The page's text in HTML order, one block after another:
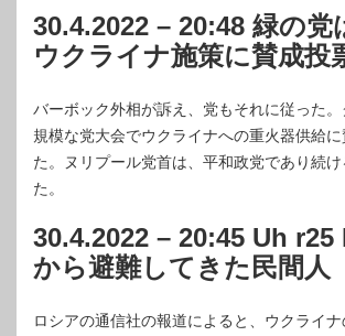
30.4.2022 – 20:48 緑の党
ウクライナ施策に賛成投
バーボック外相が訴え、党もそれに従った
規模な党大会でウクライナへの重火器供給に
た。ヌリプール党首は、平和政党であり続
た。
30.4.2022 – 20:45 Uh
から避難してきた民間人
ロシアの通信社の報道によると、ウクライ